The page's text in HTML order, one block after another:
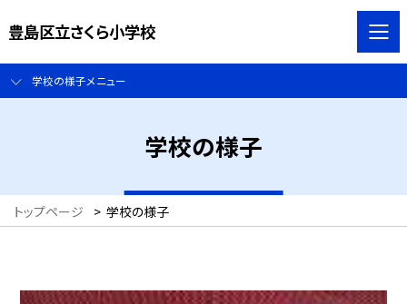
豊島区立さくら小学校
学校の様子メニュー
学校の様子
トップページ > 学校の様子